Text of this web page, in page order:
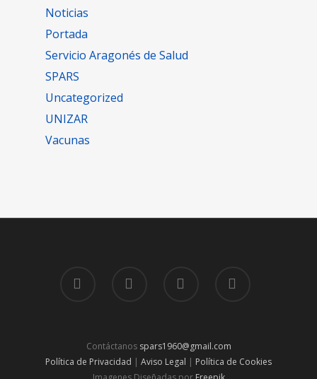
Noticias
Portada
Servicio Aragonés de Salud
SPARS
Uncategorized
UNIZAR
Vacunas
Contáctanos spars1960@gmail.com
Política de Privacidad | Aviso Legal | Política de Cookies